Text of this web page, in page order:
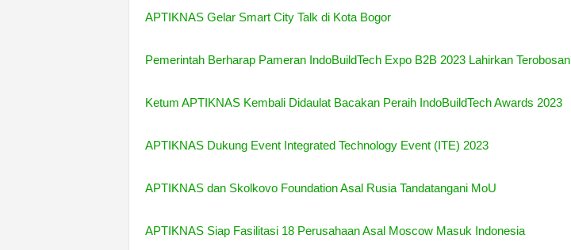
APTIKNAS Gelar Smart City Talk di Kota Bogor
Pemerintah Berharap Pameran IndoBuildTech Expo B2B 2023 Lahirkan Terobosan
Ketum APTIKNAS Kembali Didaulat Bacakan Peraih IndoBuildTech Awards 2023
APTIKNAS Dukung Event Integrated Technology Event (ITE) 2023
APTIKNAS dan Skolkovo Foundation Asal Rusia Tandatangani MoU
APTIKNAS Siap Fasilitasi 18 Perusahaan Asal Moscow Masuk Indonesia